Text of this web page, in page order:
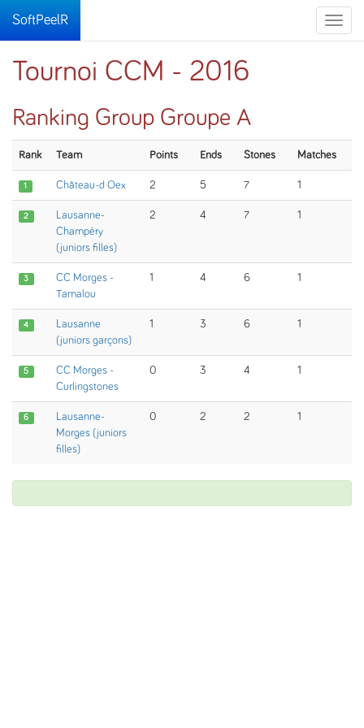
Toggle
SoftPeelR
Tournoi CCM - 2016
Ranking Group Groupe A
Rank Team Points Ends Stones Matches
1 Château-d Oex 2 5 7 1
2
Lausanne-
Champéry
(juniors filles)
2 4 7 1
3
CC Morges -
Tamalou
1 4 6 1
4
Lausanne
(juniors garçons)
1 3 6 1
5
CC Morges -
Curlingstones
0 3 4 1
6
Lausanne-
Morges (juniors
filles)
0 2 2 1